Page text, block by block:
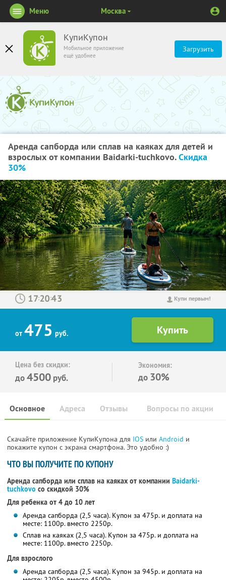
КупиКупон
Мобильное приложение
ещё удобнее
Загрузить
Меню Москва
Аренда сапборда или сплав на каяках для детей и
взрослых от компании Baidarki-tuchkovo.Скидка
30%
Купи первым!
: :
от 475 руб.
Цена без скидки:
до4500 руб.
Экономия:
до 30%
Основное Отзывы Вопросы по акции
Адреса
Скачайте приложение КупиКупона для IOS или Android и
покажите купон с экрана смартфона. Это удобно :)
ЧТО ВЫ ПОЛУЧИТЕ ПО КУПОНУ
Аренда сапборда или сплав на каяках от компании Baidarki-
tuchkovo со скидкой 30%
Для ребенка от 4 до 10 лет
Аренда сапборда (2,5 часа). Купон за 475р. и доплата на
месте: 1100р. вместо 2250р.
Сплав на каяках (2,5 часа). Купон за 475р. и доплата на
месте: 1100р. вместо 2250р.
Для взрослого
Аренда сапборда (2,5 часа). Купон за 945р. и доплата на